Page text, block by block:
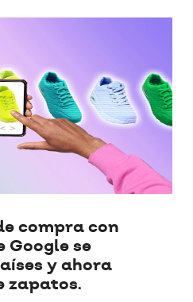
compra con
Google se
y ahora
zapatos.